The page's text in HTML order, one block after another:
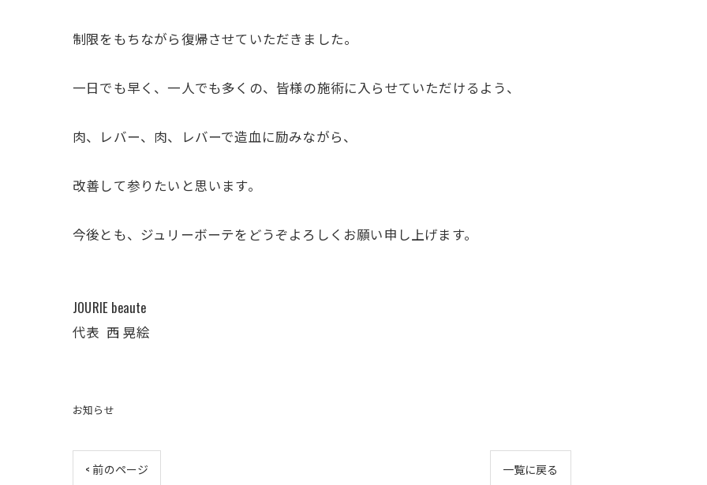
制限をもちながら復帰させていただきました。
一日でも早く、一人でも多くの、皆様の施術に入らせていただけるよう、
肉、レバー、肉、レバーで造血に励みながら、
改善して参りたいと思います。
今後とも、ジュリーボーテをどうぞよろしくお願い申し上げます。
JOURIE beaute
代表 西 晃絵
お知らせ
< 前のページ 一覧に戻る